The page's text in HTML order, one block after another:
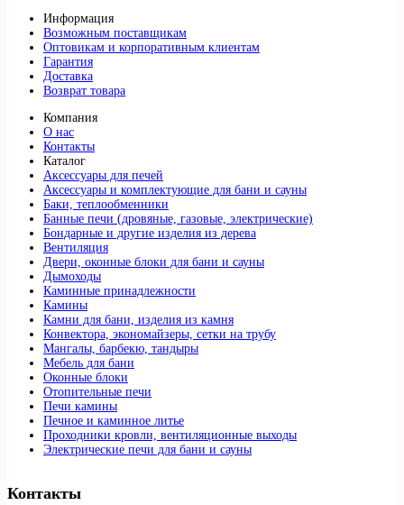
Информация
Возможным поставщикам
Оптовикам и корпоративным клиентам
Гарантия
Доставка
Возврат товара
Компания
О нас
Контакты
Каталог
Аксессуары для печей
Аксессуары и комплектующие для бани и сауны
Баки, теплообменники
Банные печи (дровяные, газовые, электрические)
Бондарные и другие изделия из дерева
Вентиляция
Двери, оконные блоки для бани и сауны
Дымоходы
Каминные принадлежности
Камины
Камни для бани, изделия из камня
Конвектора, экономайзеры, сетки на трубу
Мангалы, барбекю, тандыры
Мебель для бани
Оконные блоки
Отопительные печи
Печи камины
Печное и каминное литье
Проходники кровли, вeнтиляционные выходы
Электрические печи для бани и сауны
Контакты